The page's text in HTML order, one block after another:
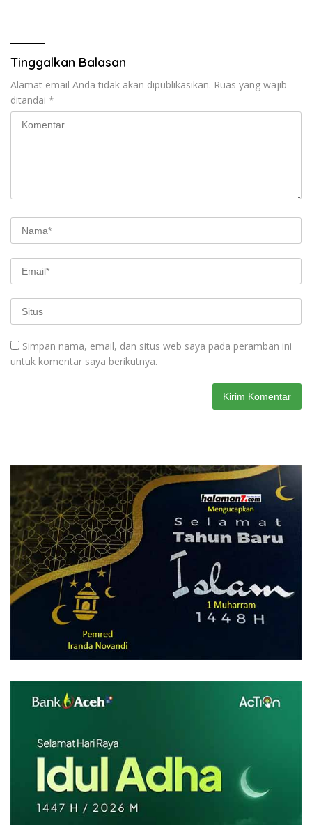
Tinggalkan Balasan
Alamat email Anda tidak akan dipublikasikan. Ruas yang wajib
ditandai *
Simpan nama, email, dan situs web saya pada peramban ini
untuk komentar saya berikutnya.